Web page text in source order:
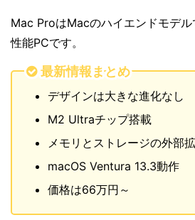
Mac ProはMacのハイエンドモデ
性能PCです。
最新情報まとめ
デザインは大きな進化なし
M2 Ultraチップ搭載
メモリとストレージの外部
macOS Ventura 13.3動作
価格は66万円～